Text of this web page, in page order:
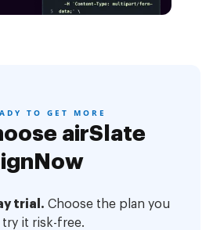
TO GET MORE
airSlate
trial. Choose the plan you
try it risk-free.